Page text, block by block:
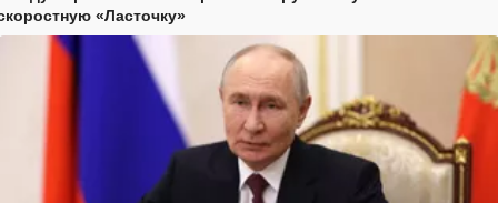
«Ласточку»